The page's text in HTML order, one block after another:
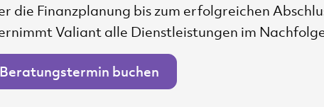
die Finanzplanung bis zum erfolgreichen
Valiant alle Dienstleistungen im
Beratungstermin buchen